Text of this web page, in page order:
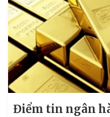
Điểm tin ngân